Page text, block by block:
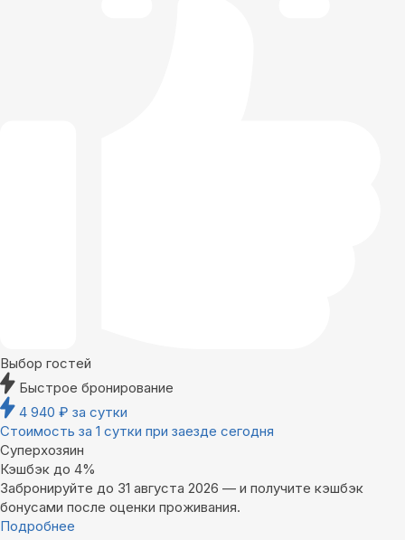
Выбор гостей
Быстрое бронирование
4 940 ₽ за сутки
Стоимость за 1 сутки при заезде сегодня
Суперхозяин
Кэшбэк до 4%
Забронируйте до 31 августа 2026 — и получите кэшбэк
бонусами после оценки проживания.
Подробнее